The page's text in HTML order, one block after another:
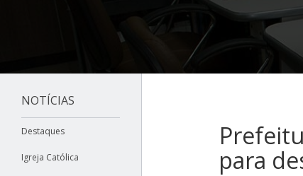
NOTÍCIAS
Destaques
Igreja Católica
para